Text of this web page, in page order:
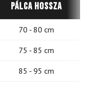
Pálca hossza
70 - 80 cm
75 - 85 cm
85 - 95 cm